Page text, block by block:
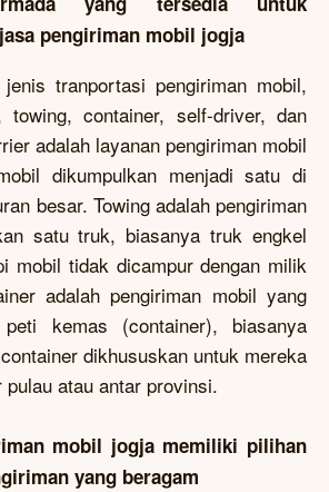
pengiriman mobil jogja
tranportasi pengiriman mobil,
container, self-driver, dan
adalah layanan pengiriman mobil
dikumpulkan menjadi satu di
besar. Towing adalah pengiriman
satu truk, biasanya truk engkel
mobil tidak dicampur dengan milik
adalah pengiriman mobil yang
kemas (container), biasanya
dikhususkan untuk mereka
atau antar provinsi.
mobil jogja memiliki pilihan
yang beragam